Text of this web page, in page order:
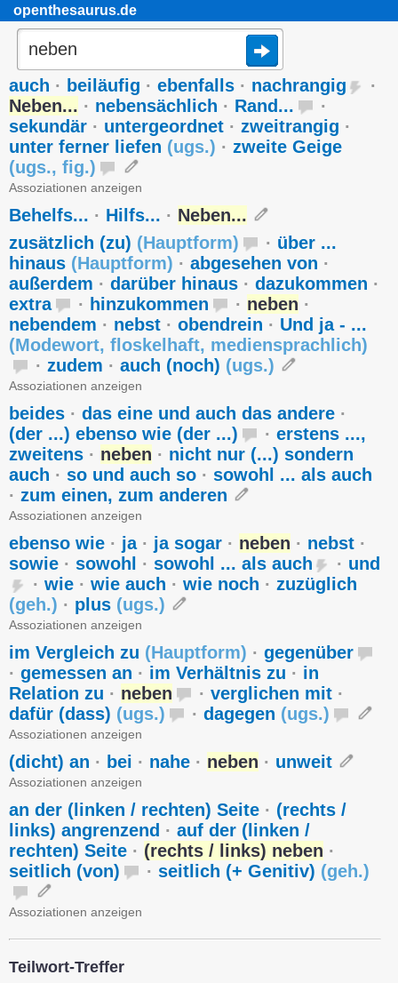
openthesaurus.de
auch · beiläufig · ebenfalls · nachrangig
·
Neben... · nebensächlich · Rand...
·
sekundär · untergeordnet · zweitrangig ·
unter ferner liefen (ugs.) · zweite Geige
(ugs., fig.)
Assoziationen anzeigen
Behelfs... · Hilfs... · Neben...
zusätzlich (zu) (Hauptform) · über ...
hinaus (Hauptform) · abgesehen von ·
außerdem · darüber hinaus · dazukommen ·
extra
· hinzukommen · neben ·
nebendem · nebst · obendrein · Und ja - ...
(Modewort, floskelhaft, mediensprachlich)
· zudem · auch (noch) (ugs.)
Assoziationen anzeigen
beides · das eine und auch das andere ·
(der ...) ebenso wie (der ...)
· erstens ...,
zweitens · neben · nicht nur (...) sondern
auch · so und auch so · sowohl ... als auch
· zum einen, zum anderen
Assoziationen anzeigen
ebenso wie · ja · ja sogar · neben · nebst ·
sowie · sowohl · sowohl ... als auch · und
· wie · wie auch · wie noch · zuzüglich
(geh.) · plus (ugs.)
Assoziationen anzeigen
im Vergleich zu (Hauptform) · gegenüber
· gemessen an · im Verhältnis zu · in
Relation zu · neben · verglichen mit ·
dafür (dass) (ugs.) · dagegen (ugs.)
Assoziationen anzeigen
(dicht) an · bei · nahe · neben · unweit
Assoziationen anzeigen
an der (linken / rechten) Seite · (rechts /
links) angrenzend · auf der (linken /
rechten) Seite · (rechts / links) neben ·
seitlich (von)
· seitlich (+ Genitiv) (geh.)
Assoziationen anzeigen
Teilwort-Treffer